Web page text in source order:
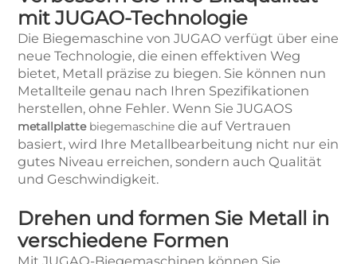
mit JUGAO-Technologie
Die Biegemaschine von JUGAO verfügt über eine
neue Technologie, die einen effektiven Weg
bietet, Metall präzise zu biegen. Sie können nun
Metallteile genau nach Ihren Spezifikationen
herstellen, ohne Fehler. Wenn Sie JUGAOS
metallplatte biegemaschine die auf Vertrauen
basiert, wird Ihre Metallbearbeitung nicht nur ein
gutes Niveau erreichen, sondern auch Qualität
und Geschwindigkeit.
Drehen und formen Sie Metall in
verschiedene Formen
Mit JUGAO-Biegemaschinen können Sie